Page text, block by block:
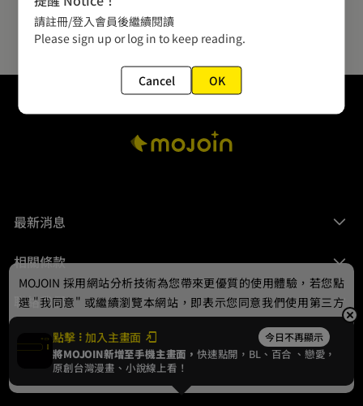
最新消息
相關條款
聯絡我們
© 2024 gamania Digital Entertainment Co., Ltd.
點擊 加入主畫面 今日不再顯示
將MOJOIN新增至手機主畫面，快速點開，BL、 百合 、戀愛，
原創台灣漫畫、小說線上看！
MOJOIN 採用網站分析技術為您帶來更優質的使用體驗，若您點
選 "我同意" 或繼續瀏覽本網站，即表示您同意我們使用第三方
Cookie，欲瞭解更多資訊請見隱私權政策。
我同意
請註冊/登入會員後繼續閱讀
Please sign up or log in to keep reading.
Cancel OK